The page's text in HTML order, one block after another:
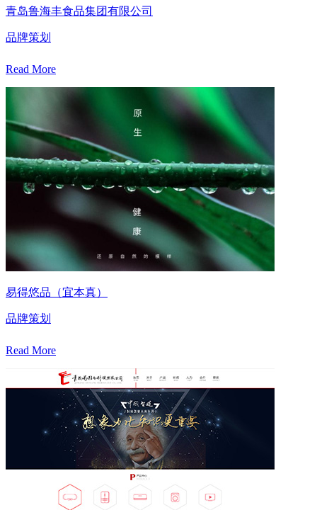
青岛鲁海丰食品集团有限公司
品牌策划
Read More
易得悠品（宜本真）
品牌策划
Read More